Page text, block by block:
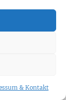
& Kontakt